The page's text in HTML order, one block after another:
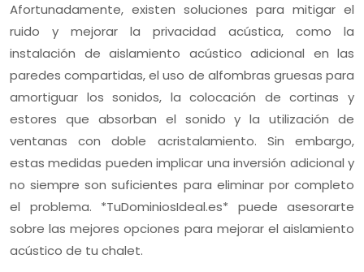
Afortunadamente, existen soluciones para mitigar el
ruido y mejorar la privacidad acústica, como la
instalación de aislamiento acústico adicional en las
paredes compartidas, el uso de alfombras gruesas para
amortiguar los sonidos, la colocación de cortinas y
estores que absorban el sonido y la utilización de
ventanas con doble acristalamiento. Sin embargo,
estas medidas pueden implicar una inversión adicional y
no siempre son suficientes para eliminar por completo
el problema. *TuDominiosIdeal.es* puede asesorarte
sobre las mejores opciones para mejorar el aislamiento
acústico de tu chalet.